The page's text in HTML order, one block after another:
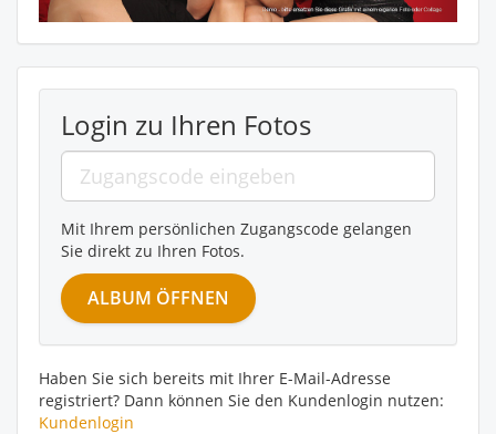
Login zu Ihren Fotos
Mit Ihrem persönlichen Zugangscode gelangen
Sie direkt zu Ihren Fotos.
Haben Sie sich bereits mit Ihrer E-Mail-Adresse
registriert? Dann können Sie den Kundenlogin nutzen:
Kundenlogin